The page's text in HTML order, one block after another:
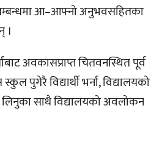
आ–आफ्नो अनुभवसहितका
।
अवकासप्राप्त चितवनस्थित पूर्व
पुगेरै विद्यार्थी भर्ना, विद्यालयको
लिनुका साथै विद्यालयको अवलोकन